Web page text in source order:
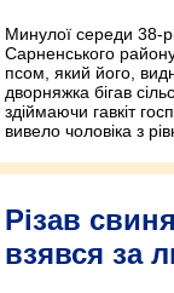
Минулої середи 38-
Сарненського
псом, який його,
дворняжка бігав
здіймаючи гавкіт
вивело чоловіка з
Різав
взявся за